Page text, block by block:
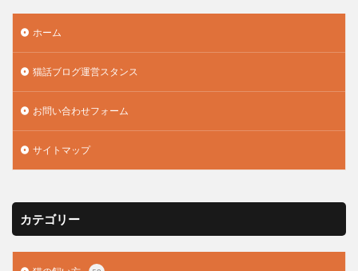
ホーム
猫話ブログ運営スタンス
お問い合わせフォーム
サイトマップ
カテゴリー